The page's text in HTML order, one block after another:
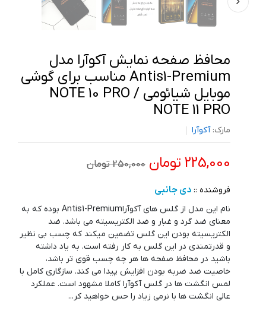
محافظ صفحه نمایش آکوآرا مدل
Antis1-Premium مناسب برای گوشی
موبایل شیائومی NOTE 10 PRO /
NOTE 11 PRO
مارک:آکوآرا
225,000 تومان 250,000 تومان
فروشنده :: دی جانبی
نام این مدل از گلس های آکوآراAntis1-Premium بوده که به
معنای ضد گرد و غبار و ضد الکتریسیته می باشد. ضد
الکتریسیته بودن این گلس تضمین میکند که چسب بی نظیر
و قدرتمندی در این گلس به کار رفته است. به یاد داشته
باشید در محافظ صفحه ها هر چه چسب قوی تر باشد،
خاصیت ضد ضربه بودن افزایش پیدا می کند. سازگاری کامل با
لمس انگشت ها در گلس آکوآرا کاملا مشهود است. عملکرد
عالی انگشت ها با نرمی زیاد را حس خواهید کر...